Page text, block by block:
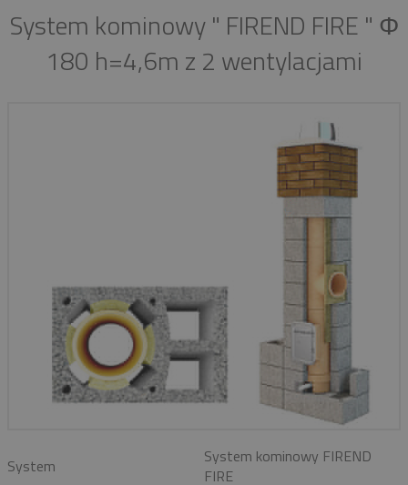
System kominowy " FIREND FIRE " Φ
180 h=4,6m z 2 wentylacjami
System
System kominowy FIREND
FIRE